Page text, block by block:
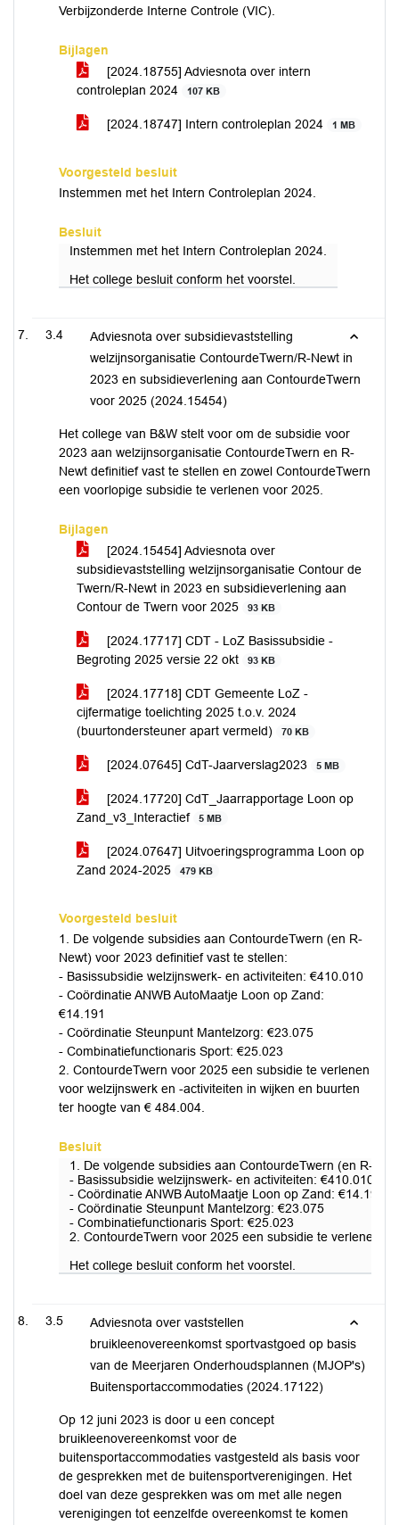
Verbijzonderde Interne Controle (VIC).
Bijlagen
[2024.18755] Adviesnota over intern
controleplan 2024
107 KB
[2024.18747] Intern controleplan 2024 1 MB
Voorgesteld besluit
Instemmen met het Intern Controleplan 2024.
Besluit
Instemmen met het Intern Controleplan 2024.
Het college besluit conform het voorstel.
3.4
Adviesnota over subsidievaststelling
welzijnsorganisatie ContourdeTwern/R-Newt in
2023 en subsidieverlening aan ContourdeTwern
voor 2025 (2024.15454)
Het college van B&W stelt voor om de subsidie voor
2023 aan welzijnsorganisatie ContourdeTwern en R-
Newt definitief vast te stellen en zowel ContourdeTwern
een voorlopige subsidie te verlenen voor 2025.
Bijlagen
[2024.15454] Adviesnota over
subsidievaststelling welzijnsorganisatie Contour de
Twern/R-Newt in 2023 en subsidieverlening aan
Contour de Twern voor 2025
93 KB
[2024.17717] CDT - LoZ Basissubsidie -
Begroting 2025 versie 22 okt
93 KB
[2024.17718] CDT Gemeente LoZ -
cijfermatige toelichting 2025 t.o.v. 2024
(buurtondersteuner apart vermeld)
70 KB
[2024.07645] CdT-Jaarverslag2023 5 MB
[2024.17720] CdT_Jaarrapportage Loon op
Zand_v3_Interactief
5 MB
[2024.07647] Uitvoeringsprogramma Loon op
Zand 2024-2025
479 KB
Voorgesteld besluit
1. De volgende subsidies aan ContourdeTwern (en R-
Newt) voor 2023 definitief vast te stellen:
- Basissubsidie welzijnswerk- en activiteiten: €410.010
- Coördinatie ANWB AutoMaatje Loon op Zand:
€14.191
- Coördinatie Steunpunt Mantelzorg: €23.075
- Combinatiefunctionaris Sport: €25.023
2. ContourdeTwern voor 2025 een subsidie te verlenen
voor welzijnswerk en -activiteiten in wijken en buurten
ter hoogte van € 484.004.
Besluit
1. De volgende subsidies aan ContourdeTwern (en R-
- Basissubsidie welzijnswerk- en activiteiten: €410.010
- Coördinatie ANWB AutoMaatje Loon op Zand: €14.191
- Coördinatie Steunpunt Mantelzorg: €23.075
- Combinatiefunctionaris Sport: €25.023
2. ContourdeTwern voor 2025 een subsidie te verlenen
Het college besluit conform het voorstel.
3.5
Adviesnota over vaststellen
bruikleenovereenkomst sportvastgoed op basis
van de Meerjaren Onderhoudsplannen (MJOP's)
Buitensportaccommodaties (2024.17122)
Op 12 juni 2023 is door u een concept
bruikleenovereenkomst voor de
buitensportaccommodaties vastgesteld als basis voor
de gesprekken met de buitensportverenigingen. Het
doel van deze gesprekken was om met alle negen
verenigingen tot eenzelfde overeenkomst te komen